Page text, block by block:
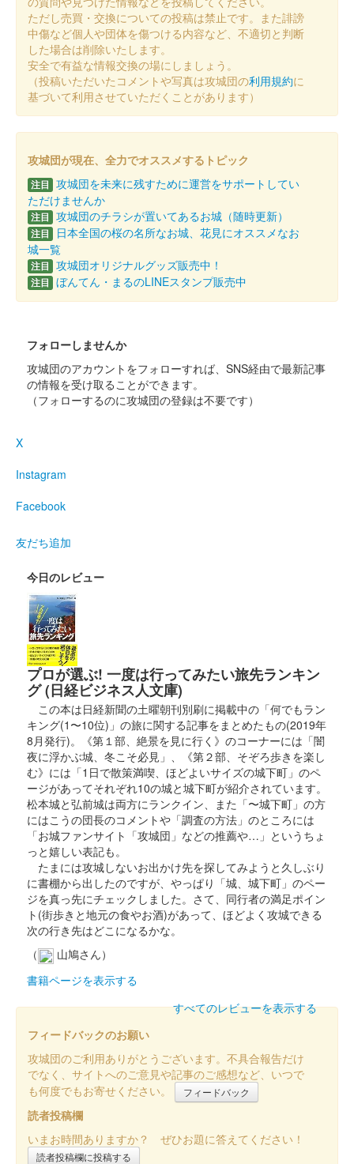
ただし売買・交換についての投稿は禁止です。また誹謗
中傷など個人や団体を傷つける内容など、不適切と判断
した場合は削除いたします。
安全で有益な情報交換の場にしましょう。
（投稿いただいたコメントや写真は攻城団の利用規約に
基づいて利用させていただくことがあります）
攻城団が現在、全力でオススメするトピック
注目 攻城団を未来に残すために運営をサポートしてい
ただけませんか
注目 攻城団のチラシが置いてあるお城（随時更新）
注目
日本全国の桜の名所なお城、花見にオススメなお
城一覧
注目 攻城団オリジナルグッズ販売中！
注目 ぼんてん・まるのLINEスタンプ販売中
フォローしませんか
攻城団のアカウントをフォローすれば、SNS経由で最新記事
の情報を受け取ることができます。
（フォローするのに攻城団の登録は不要です）
X
Instagram
Facebook
友だち追加
今日のレビュー
プロが選ぶ! 一度は行ってみたい旅先ランキン
グ (日経ビジネス人文庫)
この本は日経新聞の土曜朝刊別刷に掲載中の「何でもラン
キング(1〜10位)」の旅に関する記事をまとめたもの(2019年
8月発行)。《第１部、絶景を見に行く》のコーナーには「闇
夜に浮かぶ城、冬こそ必見」、《第２部、そぞろ歩きを楽し
む》には「1日で散策満喫、ほどよいサイズの城下町」のペ
ージがあってそれぞれ10の城と城下町が紹介されています。
松本城と弘前城は両方にランクイン、また「〜城下町」の方
にはこうの団長のコメントや「調査の方法」のところには
「お城ファンサイト「攻城団」などの推薦や…」というちょ
っと嬉しい表記も。
たまには攻城しないお出かけ先を探してみようと久しぶり
に書棚から出したのですが、やっぱり「城、城下町」のペー
ジを真っ先にチェックしました。さて、同行者の満足ポイン
ト(街歩きと地元の食やお酒)があって、ほどよく攻城できる
次の行き先はどこになるかな。
（
山鳩さん）
書籍ページを表示する
すべてのレビューを表示する
フィードバックのお願い
攻城団のご利用ありがとうございます。不具合報告だけ
でなく、サイトへのご意見や記事のご感想など、いつで
も何度でもお寄せください。
フィードバック
読者投稿欄
いまお時間ありますか？ ぜひお題に答えてください！
読者投稿欄に投稿する